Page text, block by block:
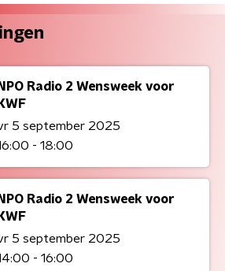
NPO Radio 2 Wensweek voor
KWF
5 september 2025
- 18:00
NPO Radio 2 Wensweek voor
KWF
5 september 2025
- 16:00